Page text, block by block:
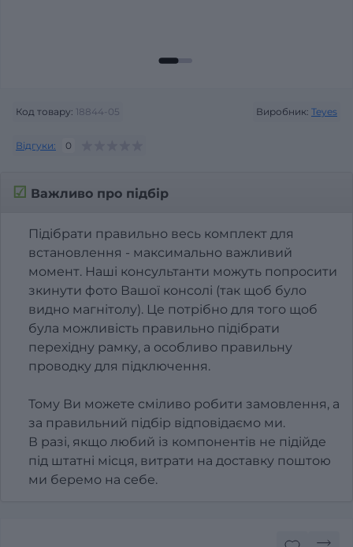
Код товару: 18844-05 Виробник: Teyes
Відгуки: 0
☑ Важливо про підбір
Підібрати правильно весь комплект для
встановлення - максимально важливий
момент. Наші консультанти можуть попросити
зкинути фото Вашої консолі (так щоб було
видно магнітолу). Це потрібно для того щоб
була можливість правильно підібрати
перехідну рамку, а особливо правильну
проводку для підключення.
Тому Ви можете сміливо робити замовлення, а
за правильний підбір відповідаємо ми.
В разі, якщо любий із компонентів не підійде
під штатні місця, витрати на доставку поштою
ми беремо на себе.